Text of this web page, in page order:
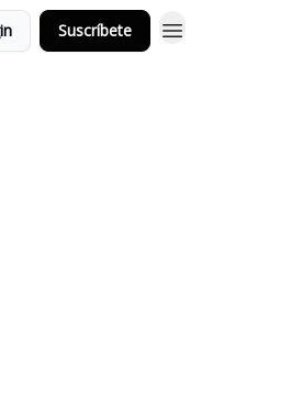
Suscríbete